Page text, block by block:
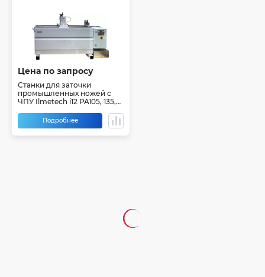
Цена по запросу
Станки для заточки
промышленных ножей с
ЧПУ Ilmetech i12 PA105, 135,
Подробнее